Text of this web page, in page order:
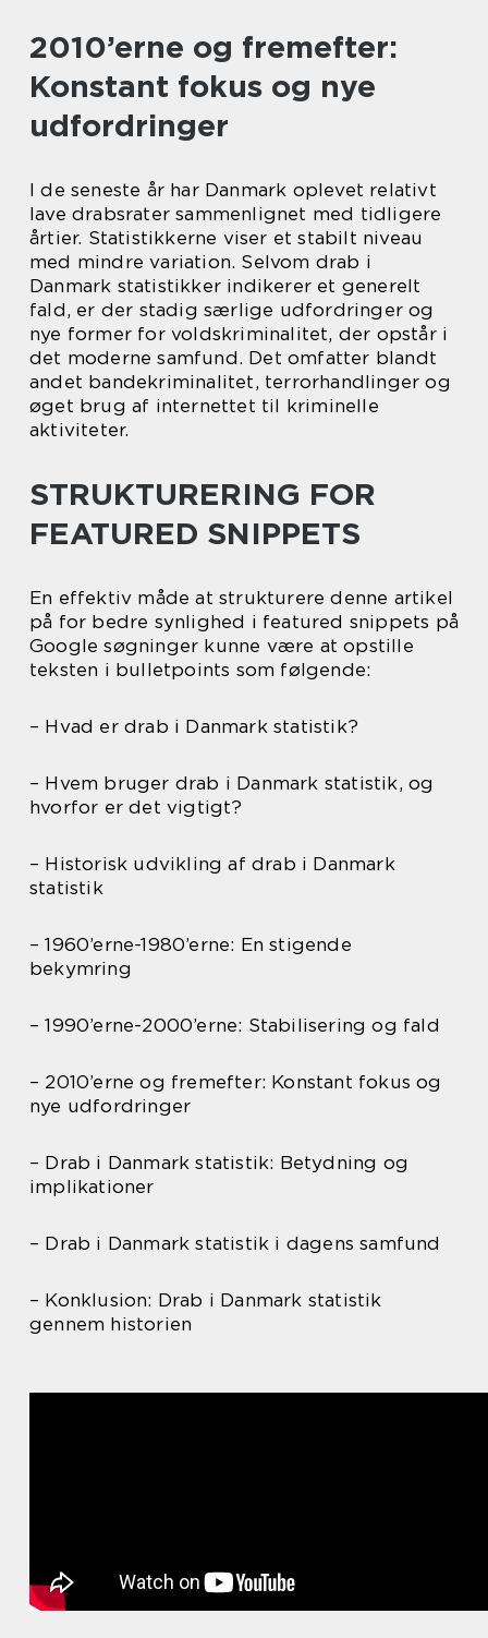
2010’erne og fremefter:
Konstant fokus og nye
udfordringer
I de seneste år har Danmark oplevet relativt
lave drabsrater sammenlignet med tidligere
årtier. Statistikkerne viser et stabilt niveau
med mindre variation. Selvom drab i
Danmark statistikker indikerer et generelt
fald, er der stadig særlige udfordringer og
nye former for voldskriminalitet, der opstår i
det moderne samfund. Det omfatter blandt
andet bandekriminalitet, terrorhandlinger og
øget brug af internettet til kriminelle
aktiviteter.
STRUKTURERING FOR
FEATURED SNIPPETS
En effektiv måde at strukturere denne artikel
på for bedre synlighed i featured snippets på
Google søgninger kunne være at opstille
teksten i bulletpoints som følgende:
– Hvad er drab i Danmark statistik?
– Hvem bruger drab i Danmark statistik, og
hvorfor er det vigtigt?
– Historisk udvikling af drab i Danmark
statistik
– 1960’erne-1980’erne: En stigende
bekymring
– 1990’erne-2000’erne: Stabilisering og fald
– 2010’erne og fremefter: Konstant fokus og
nye udfordringer
– Drab i Danmark statistik: Betydning og
implikationer
– Drab i Danmark statistik i dagens samfund
– Konklusion: Drab i Danmark statistik
gennem historien